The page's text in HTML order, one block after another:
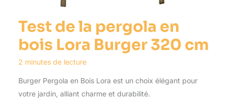
Test de la pergola en
bois Lora Burger 320 cm
2 minutes de lecture
Burger Pergola en Bois Lora est un choix élégant pour
votre jardin, alliant charme et durabilité.